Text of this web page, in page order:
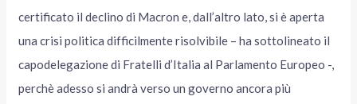
certificato il declino di Macron e, dall’altro lato, si è aperta
una crisi politica difficilmente risolvibile – ha sottolineato il
capodelegazione di Fratelli d’Italia al Parlamento Europeo -,
perchè adesso si andrà verso un governo ancora più